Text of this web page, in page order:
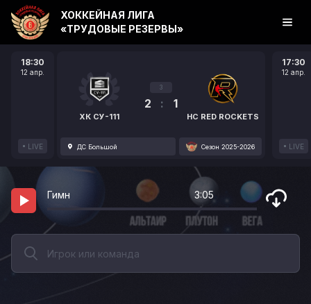
18:30
12 апр.
LIVE
ХК СУ-111
3
2 : 1
HC RED ROCKETS
ДС Большой Сезон 2025-2026
17:30
12 апр.
LIVE
ХОККЕЙНАЯ ЛИГА
«ТРУДОВЫЕ РЕЗЕРВЫ»
Гимн 3:05